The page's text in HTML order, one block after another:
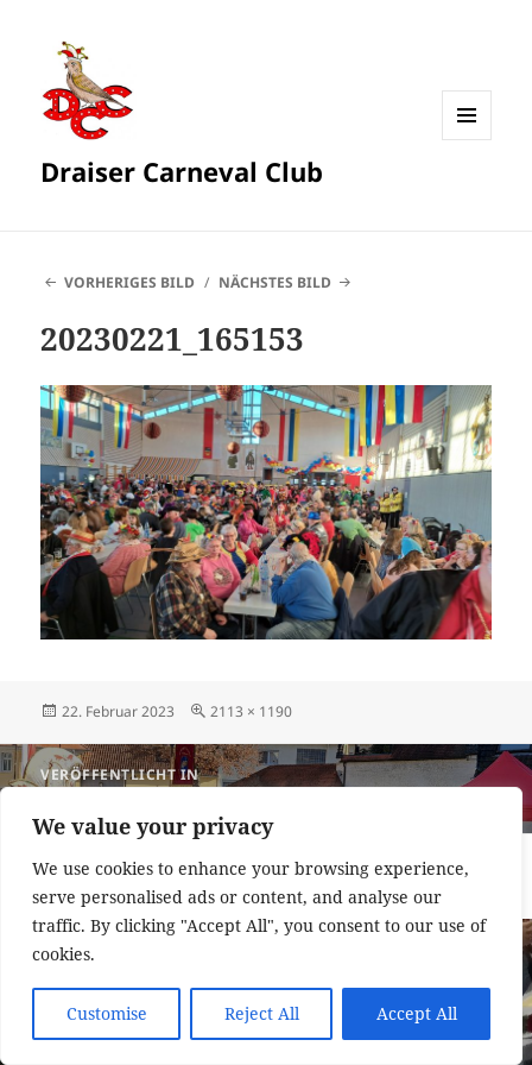
We value your privacy
We use cookies to enhance your browsing experience,
serve personalised ads or content, and analyse our
traffic. By clicking "Accept All", you consent to our use of
cookies.
Customise Reject All Accept All
Draiser Carneval Club
VORHERIGES BILD NÄCHSTES BILD
20230221_165153
Veröffentlicht
22. Februar 2023 Originalgröße
2113 × 1190
Beitragsnavigation
VERÖFFENTLICHT IN
Impressum und Datenschutzerklärung
Stolz präsentiert von